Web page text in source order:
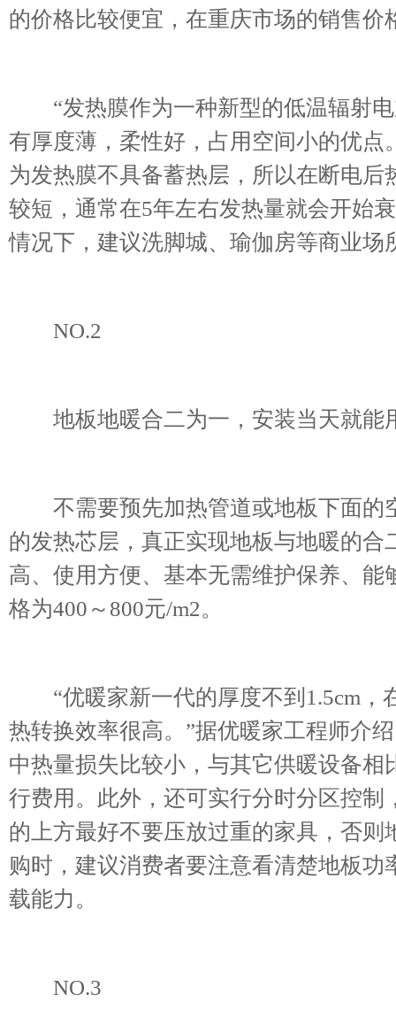
的价格比较便宜，在重庆市场的销售价
“发热膜作为一种新型的低温辐射电
有厚度薄，柔性好，占用空间小的优
为发热膜不具备蓄热层，所以在断电
较短，通常在5年左右发热量就会开始
情况下，建议洗脚城、瑜伽房等商业场
NO.2
地板地暖合二为一，安装当天就能
不需要预先加热管道或地板下面的
的发热芯层，真正实现地板与地暖的
高、使用方便、基本无需维护保养、
格为400～800元/m2。
“优暖家新一代的厚度不到1.5cm，
热转换效率很高。”据优暖家工程师介
中热量损失比较小，与其它供暖设备相
行费用。此外，还可实行分时分区控
的上方最好不要压放过重的家具，否
购时，建议消费者要注意看清楚地板
载能力。
NO.3